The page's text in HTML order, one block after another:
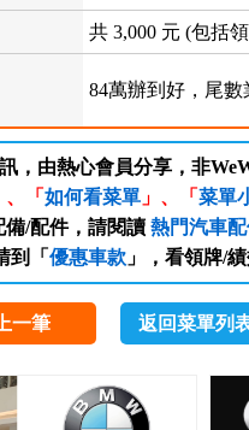
共 3,000 元 (包括
84萬辦到好，尾數
，由熱心會員分享，非
、「 如何看菜單」、「 菜單
/配件，請閱讀 熱門汽車
到「 優惠車款」，看領牌/
上一筆 返回菜單列